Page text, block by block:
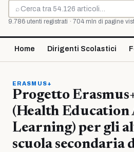
⌕
Cerca
9.786 utenti registrati · 704 mln di pagine
Home Dirigenti Scolastici
ERASMUS+
Progetto
(Health Education
Learning) per gli
scuola secondaria